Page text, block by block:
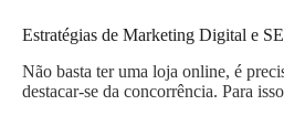
Estratégias de Marketing Digital e
Não basta ter uma loja online, é
destacar-se da concorrência. Para